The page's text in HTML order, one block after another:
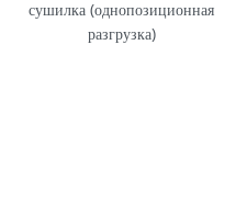
сушилка (однопозиционная
разгрузка)